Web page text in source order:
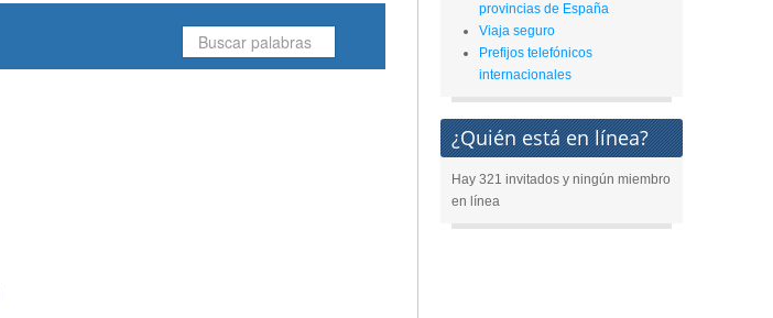
provincias de España
Viaja seguro
Prefijos telefónicos
internacionales
¿Quién está en línea?
Hay 321 invitados y ningún miembro
en línea